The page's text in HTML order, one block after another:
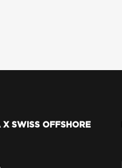
SWISS OFFSHORE